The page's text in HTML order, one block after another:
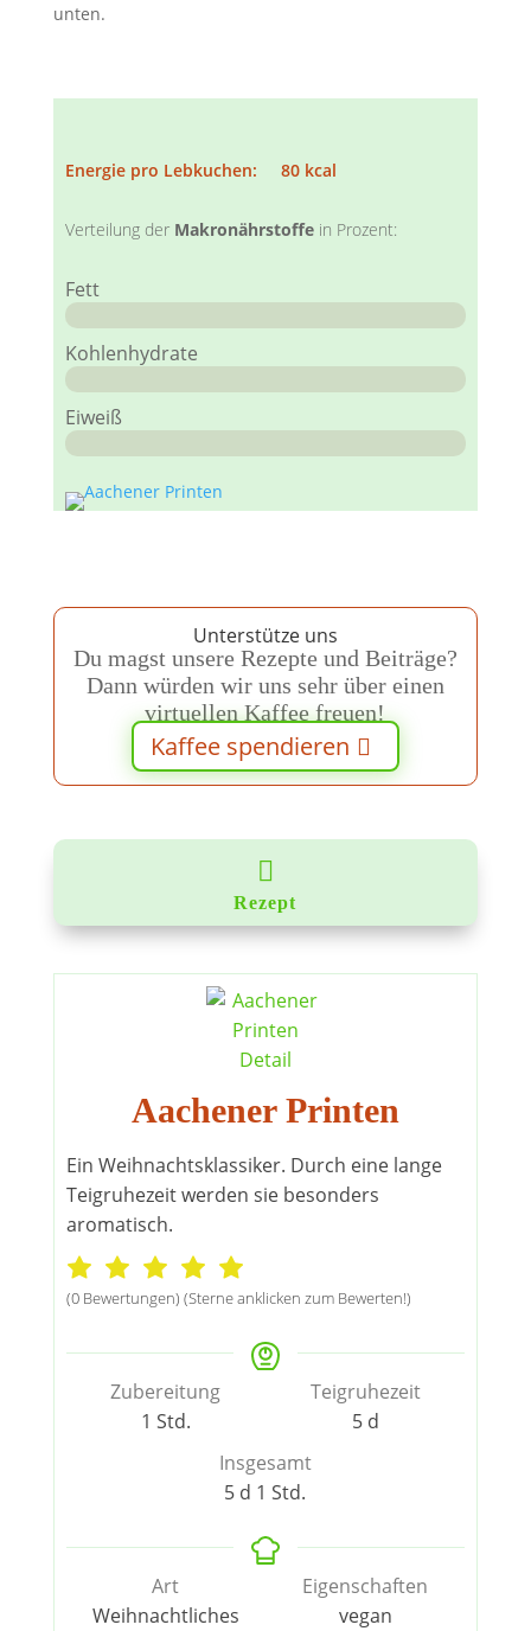
unten.
Energie pro Lebkuchen: 80 kcal
Verteilung der Makronährstoffein Prozent:
Fett
Kohlenhydrate
Eiweiß
Unterstütze uns
Du magst unsere Rezepte und Beiträge?
Dann würden wir uns sehr über einen
virtuellen Kaffee freuen!
Kaffee spendieren

Rezept
Aachener Printen
Ein Weihnachtsklassiker. Durch eine lange
Teigruhezeit werden sie besonders
aromatisch.
(0 Bewertungen) (Sterne anklicken zum Bewerten!)
Zubereitung
1 Stunde
Std.
Teigruhezeit
5Tage
d
Insgesamt
5Tage
d 1 Stunde
Std.
Art
Weihnachtliches
Eigenschaften
vegan